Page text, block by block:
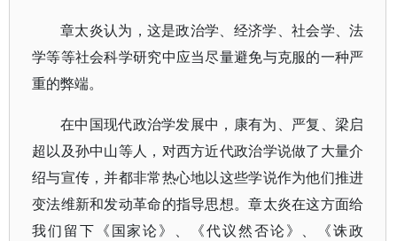
章太炎认为，这是政治学、经济学、社会学、法
学等等社会科学研究中应当尽量避免与克服的一种严
重的弊端。
在中国现代政治学发展中，康有为、严复、梁启
超以及孙中山等人，对西方近代政治学说做了大量介
绍与宣传，并都非常热心地以这些学说作为他们推进
变法维新和发动革命的指导思想。章太炎在这方面给
我们留下《国家论》、《代议然否论》、《诛政